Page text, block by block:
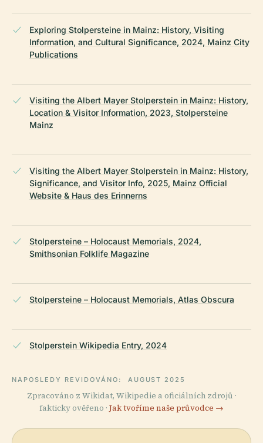
Exploring Stolpersteine in Mainz: History, Visiting
Information, and Cultural Significance, 2024, Mainz City
Publications
Visiting the Albert Mayer Stolperstein in Mainz: History,
Location & Visitor Information, 2023, Stolpersteine
Mainz
Visiting the Albert Mayer Stolperstein in Mainz: History,
Significance, and Visitor Info, 2025, Mainz Official
Website & Haus des Erinnerns
Stolpersteine – Holocaust Memorials, 2024,
Smithsonian Folklife Magazine
Stolpersteine – Holocaust Memorials, Atlas Obscura
Stolperstein Wikipedia Entry, 2024
NAPOSLEDY REVIDOVÁNO: AUGUST 2025
Zpracováno z Wikidat, Wikipedie a oficiálních zdrojů ·
fakticky ověřeno · Jak tvoříme naše průvodce →